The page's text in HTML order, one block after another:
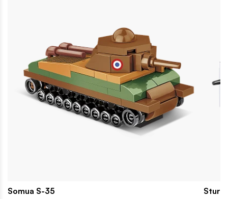
Somua S-35